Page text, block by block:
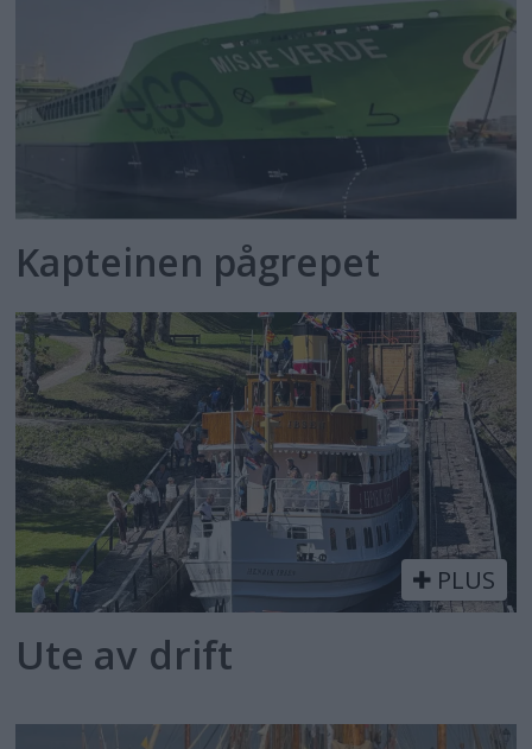
Kapteinen pågrepet
PLUS
Ute av drift